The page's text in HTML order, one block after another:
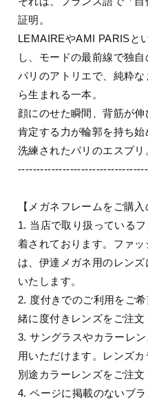
証明。
LEMAIREやAMI PARISと
し、モードの最前線で独自
パリのアトリエで、純粋
ら生まれる一本。
顔にのせた瞬間、背筋が
肯定する力が輪郭を持ち始
洗練されたパリのエスプリ
【メガネフレームをご購入
1. 当店で取り扱っている
着されております。ファ
は、伊達メガネ用のレン
いたします。
2. 度付きでのご利用をご
緒に度付きレンズをご注文
3. サングラスやカラーレ
用いただけます。レンズカ
別途カラーレンズをご注文
4. ページに掲載のないブ